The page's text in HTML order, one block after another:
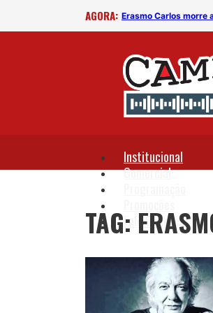
AGORA: Erasmo Carlos morre
Institucional
Comercial
Fale Conosco
TAG: